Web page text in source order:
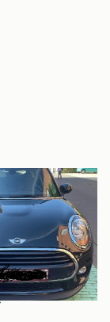
Mijn
Favorieten